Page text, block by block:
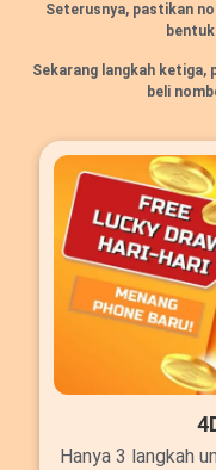
Seterusnya, pastikan
Sekarang langkah ketiga,
beli
Hanya 3 langkah